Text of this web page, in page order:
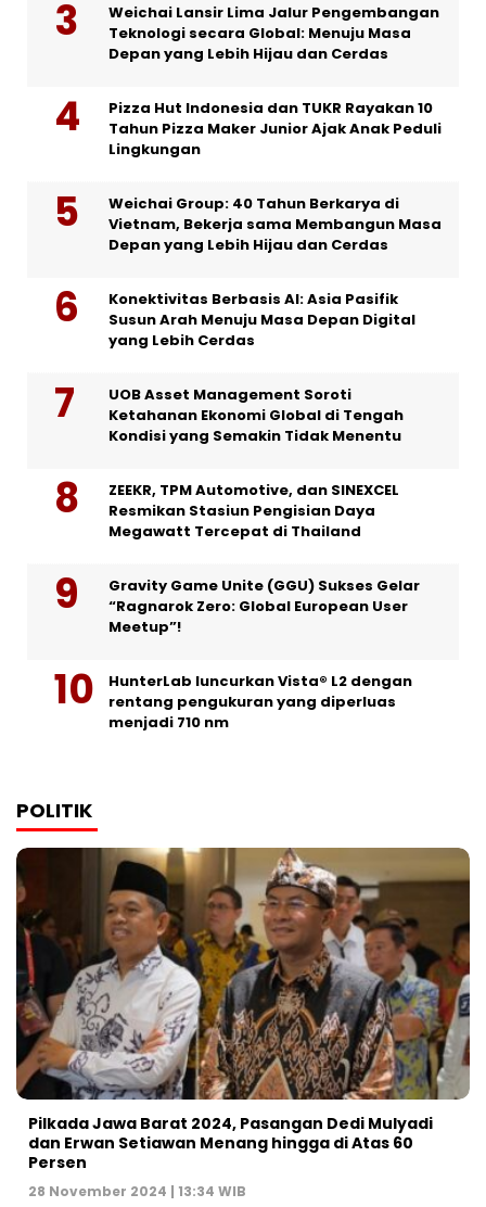
Weichai Lansir Lima Jalur Pengembangan
Teknologi secara Global: Menuju Masa
Depan yang Lebih Hijau dan Cerdas
Pizza Hut Indonesia dan TUKR Rayakan 10
Tahun Pizza Maker Junior Ajak Anak Peduli
Lingkungan
Weichai Group: 40 Tahun Berkarya di
Vietnam, Bekerja sama Membangun Masa
Depan yang Lebih Hijau dan Cerdas
Konektivitas Berbasis AI: Asia Pasifik
Susun Arah Menuju Masa Depan Digital
yang Lebih Cerdas
UOB Asset Management Soroti
Ketahanan Ekonomi Global di Tengah
Kondisi yang Semakin Tidak Menentu
ZEEKR, TPM Automotive, dan SINEXCEL
Resmikan Stasiun Pengisian Daya
Megawatt Tercepat di Thailand
Gravity Game Unite (GGU) Sukses Gelar
“Ragnarok Zero: Global European User
Meetup”!
HunterLab luncurkan Vista® L2 dengan
rentang pengukuran yang diperluas
menjadi 710 nm
POLITIK
Pilkada Jawa Barat 2024, Pasangan Dedi Mulyadi
dan Erwan Setiawan Menang hingga di Atas 60
Persen
28 November 2024 | 13:34 WIB